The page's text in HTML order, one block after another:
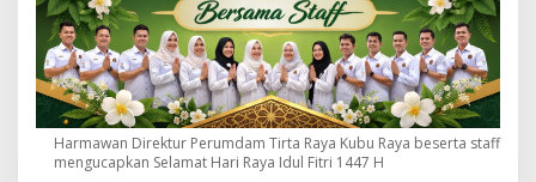
Harmawan Direktur Perumdam Tirta Raya Kubu Raya beserta staff
mengucapkan Selamat Hari Raya Idul Fitri 1447 H